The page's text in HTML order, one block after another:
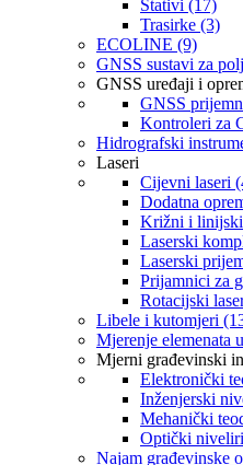
Stativi (17)
Trasirke (3)
ECOLINE (9)
GNSS sustavi za
GNSS uređaji i
GNSS
Kontroleri za
Hidrografski
Laseri
Cijevni laseri
Dodatna
Križni i linijski
Laserski
Laserski
Prijamnici za
Rotacijski
Libele i kutomjeri
Mjerenje elemenata
Mjerni građevinski
Elektronički
Inženjerski
Mehanički
Optički
Najam građevinske